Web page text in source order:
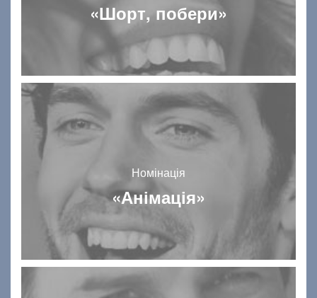
«Шорт, побери»
Номінація
«Анімація»